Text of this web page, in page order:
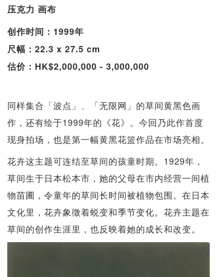
压克力 画布
创作时间：1999年
尺幅：22.3 x 27.5 cm
估价：HK$2,000,000 - 3,000,000
同样集合「波点」、「无限网」的草间黄黑色画
作，还有绘于1999年的《花》。今回乃此作首度
现身拍场，也是第一幅黄黑花篮作品在市场亮相。
花卉这主题可连结至草间的孩童时期。1929年，
草间生于日本松本市，她的父母在市内经营一间植
物苗圃，令童年的草间长时间被植物包围。在日本
文化里，花卉象徵着蜕变和季节变化。花卉主题在
草间的创作生涯里，也反映着她的成长和改变。